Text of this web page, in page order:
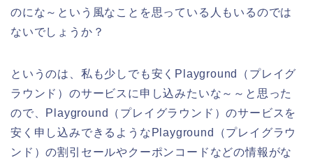
のにな～という風なことを思っている人もいるのでは
ないでしょうか？
というのは、私も少しでも安くPlayground（プレイグ
ラウンド）のサービスに申し込みたいな～～と思った
ので、Playground（プレイグラウンド）のサービスを
安く申し込みできるようなPlayground（プレイグラウ
ンド）の割引セールやクーポンコードなどの情報がな